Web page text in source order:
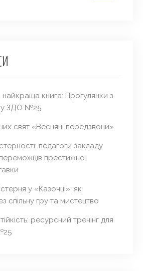
книга: Прогулянки з
у ЗДО №25
свят «Весняні передзвони»
педагоги закладу
престижної
у «Казочці»: як
спільну гру та мистецтво
ресурсний тренінг для